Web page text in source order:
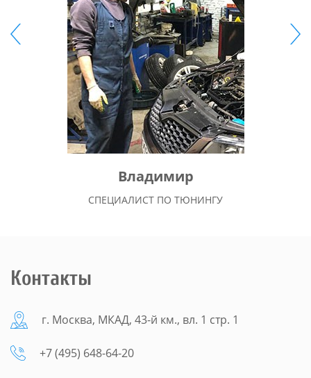
Владимир
СПЕЦИАЛИСТ ПО ТЮНИНГУ
Контакты
г. Москва, МКАД, 43-й км., вл. 1 стр. 1
+7 (495) 648-64-20